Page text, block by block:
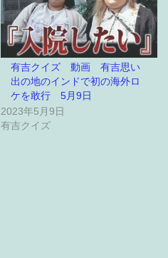
有吉クイズ 動画 有吉思い
出の地のインドで初の海外ロ
ケを敢行 5月9日
2023年5月9日
有吉クイズ